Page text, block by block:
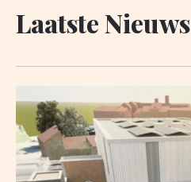
Laatste Nieuws